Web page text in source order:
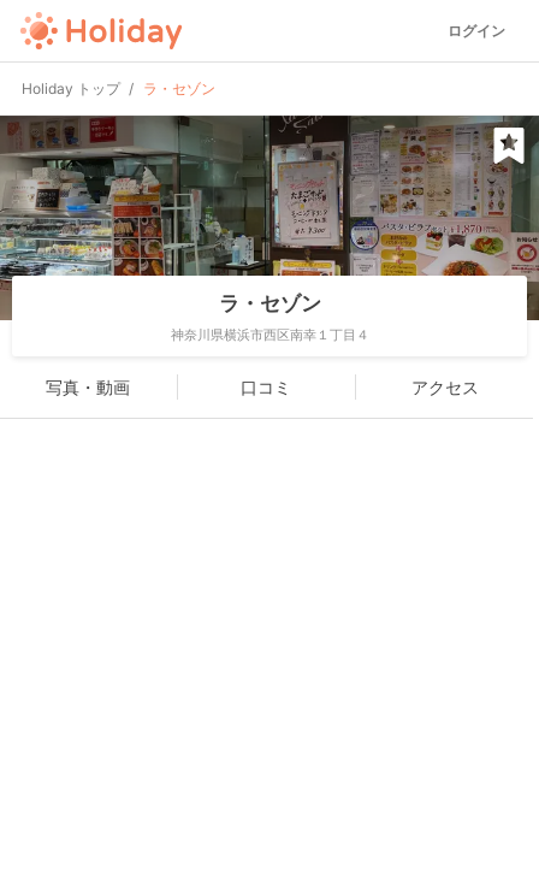
ログイン
Holiday トップ ラ・セゾン
ラ・セゾン
神奈川県横浜市西区南幸１丁目４
写真・動画 口コミ アクセス